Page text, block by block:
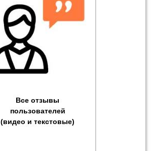
Все отзывы
пользователей
(видео и текстовые)